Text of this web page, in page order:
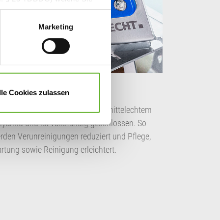
erteilen. Sie können
Sie diesen Dienst
Marketing
Cookies zulassen
Design
blaue Kern besteht aus lebensmittelechtem
und ist vollständig geschlossen. So
Verunreinigungen reduziert und Pflege,
sowie Reinigung erleichtert.